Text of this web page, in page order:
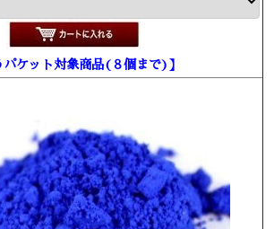
パケット対象商品(８個まで)】